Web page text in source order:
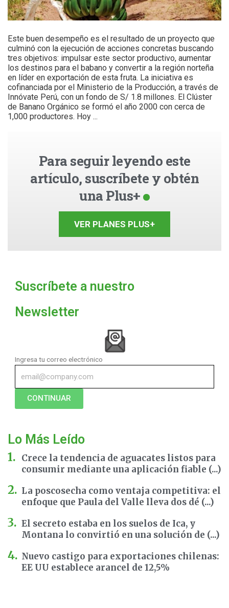
Este buen desempeño es el resultado de un proyecto que
culminó con la ejecución de acciones concretas buscando
tres objetivos: impulsar este sector productivo, aumentar
los destinos para el babano y convertir a la región norteña
en líder en exportación de esta fruta. La iniciativa es
cofinanciada por el Ministerio de la Producción, a través de
Innóvate Perú, con un fondo de S/ 1.8 millones. El Clúster
de Banano Orgánico se formó el año 2000 con cerca de
1,000 productores. Hoy ...
Para seguir leyendo este
artículo, suscríbete y obtén
una Plus+
VER PLANES PLUS+
Suscríbete a nuestro
Newsletter
Ingresa tu correo electrónico
CONTINUAR
Lo Más Leído
Crece la tendencia de aguacates listos para
consumir mediante una aplicación fiable (...)
La poscosecha como ventaja competitiva: el
enfoque que Paula del Valle lleva dos dé (...)
El secreto estaba en los suelos de Ica, y
Montana lo convirtió en una solución de (...)
Nuevo castigo para exportaciones chilenas:
EE UU establece arancel de 12,5%